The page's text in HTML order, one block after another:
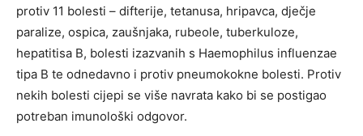
protiv 11 bolesti – difterije, tetanusa, hripavca, dječje
paralize, ospica, zaušnjaka, rubeole, tuberkuloze,
hepatitisa B, bolesti izazvanih s Haemophilus influenzae
tipa B te odnedavno i protiv pneumokokne bolesti. Protiv
nekih bolesti cijepi se više navrata kako bi se postigao
potreban imunološki odgovor.